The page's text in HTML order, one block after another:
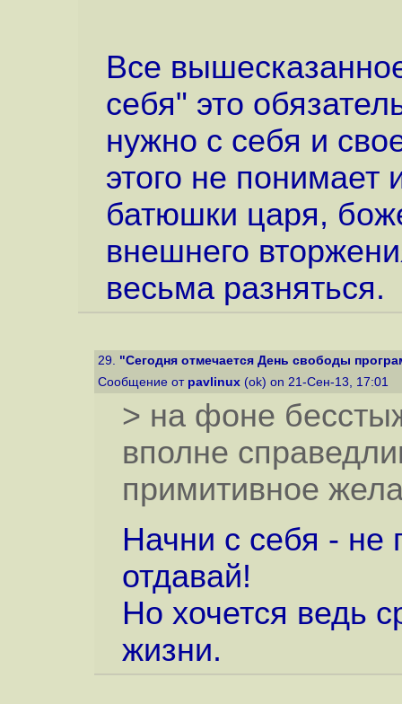
Все
себя" это
нужно с себя и
этого не понимает
батюшки царя,
внешнего
весьма разняться.
29. "Сегодня отмечается День свободы
Сообщение от pavlinux (ok) on 21-Сен-13, 17:01
> на фоне
вполне
примитивное
Начни с себя - не
отдавай!
Но хочется ведь
жизни.